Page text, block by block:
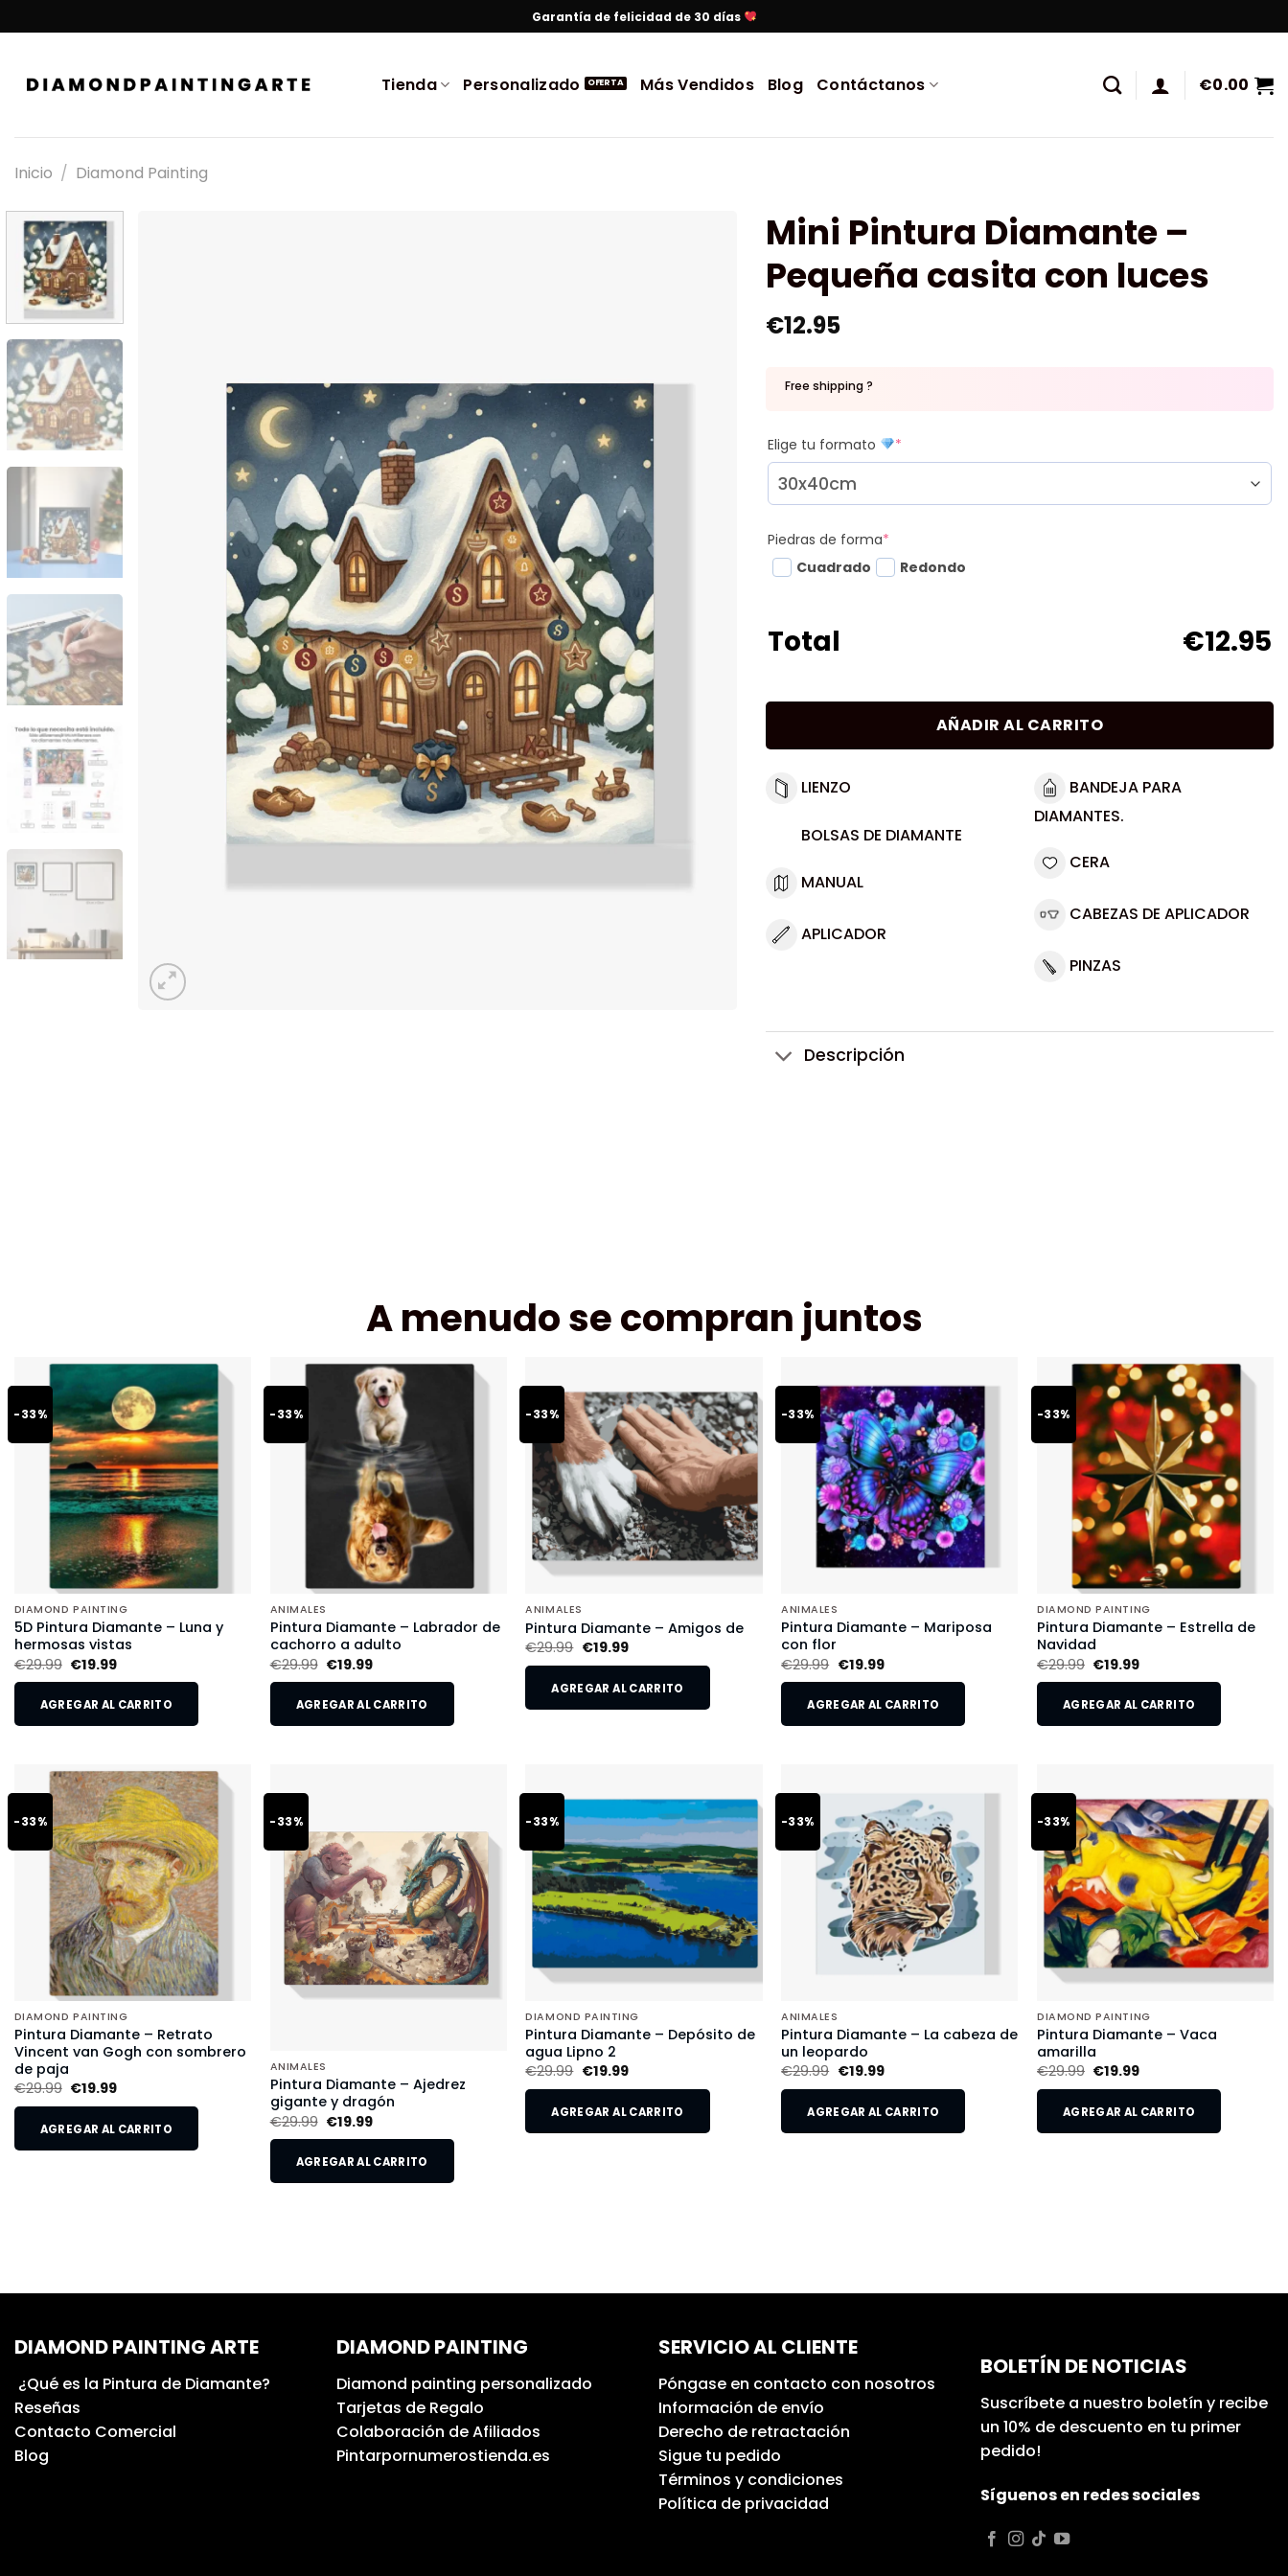
Garantía de felicidad de 30 días
Tienda Personalizado Más Vendidos Blog Contáctanos €0.00
Inicio / Diamond Painting
Mini Pintura Diamante –
Pequeña casita con luces
€12.95
Free shipping ?
Elige tu formato *
Piedras de forma*
Cuadrado
Redondo
Total €12.95
AÑADIR AL CARRITO
LIENZO
BOLSAS DE DIAMANTE
MANUAL
APLICADOR
BANDEJA PARA
DIAMANTES.
CERA
CABEZAS DE APLICADOR
PINZAS
Descripción
A menudo se compran juntos
-33%
DIAMOND PAINTING
5D Pintura Diamante – Luna y
hermosas vistas
€29.99 €19.99
AGREGAR AL CARRITO
-33%
ANIMALES
Pintura Diamante – Labrador de
cachorro a adulto
€29.99 €19.99
AGREGAR AL CARRITO
-33%
ANIMALES
Pintura Diamante – Amigos de
€29.99 €19.99
AGREGAR AL CARRITO
-33%
ANIMALES
Pintura Diamante – Mariposa
con flor
€29.99 €19.99
AGREGAR AL CARRITO
-33%
DIAMOND PAINTING
Pintura Diamante – Estrella de
Navidad
€29.99 €19.99
AGREGAR AL CARRITO
-33%
DIAMOND PAINTING
Pintura Diamante – Retrato
Vincent van Gogh con sombrero
de paja
€29.99 €19.99
AGREGAR AL CARRITO
-33%
ANIMALES
Pintura Diamante – Ajedrez
gigante y dragón
€29.99 €19.99
AGREGAR AL CARRITO
-33%
DIAMOND PAINTING
Pintura Diamante – Depósito de
agua Lipno 2
€29.99 €19.99
AGREGAR AL CARRITO
-33%
ANIMALES
Pintura Diamante – La cabeza de
un leopardo
€29.99 €19.99
AGREGAR AL CARRITO
-33%
DIAMOND PAINTING
Pintura Diamante – Vaca
amarilla
€29.99 €19.99
AGREGAR AL CARRITO
DIAMOND PAINTING ARTE
¿Qué es la Pintura de Diamante?
Reseñas
Contacto Comercial
Blog
DIAMOND PAINTING
Diamond painting personalizado
Tarjetas de Regalo
Colaboración de Afiliados
Pintarpornumerostienda.es
SERVICIO AL CLIENTE
Póngase en contacto con nosotros
Información de envío
Derecho de retractación
Sigue tu pedido
Términos y condiciones
Política de privacidad
BOLETÍN DE NOTICIAS
Suscríbete a nuestro boletín y recibe
un 10% de descuento en tu primer
pedido!
Síguenos en redes sociales